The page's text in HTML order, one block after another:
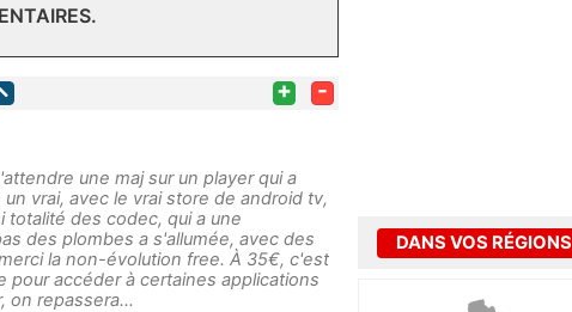
+ -
une maj sur un player qui a
vrai, avec le vrai store de android tv,
totalité des codec, qui a une
des plombes a s'allumée, avec des
la non-évolution free. À 35€, c'est
pour accéder à certaines applications
on repassera...
DANS VOS RÉGIONS